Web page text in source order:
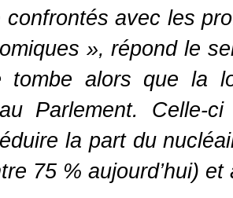
confrontés avec les
», répond le
tombe alors que la
au Parlement. Celle-
la part du
75 % aujourd’hui)